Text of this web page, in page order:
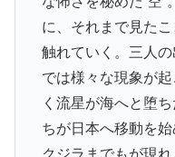
に、それまで見た
触れていく。三人
では様々な現象が
く流星が海へと堕
ちが日本へ移動を